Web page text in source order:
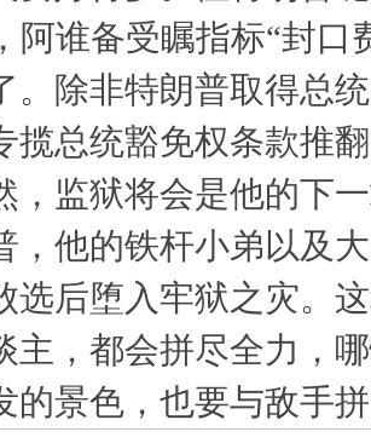
阿谁备受瞩指标“封口
。除非特朗普取得总
揽总统豁免权条款推
，监狱将会是他的下
，他的铁杆小弟以及
选后堕入牢狱之灾。
主，都会拼尽全力，
的景色，也要与敌手